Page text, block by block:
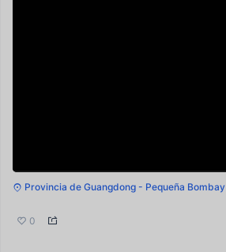
Provincia de Guangdong - Pequeña Bombay
0